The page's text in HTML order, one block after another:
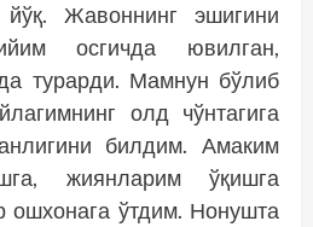
Жавоннинг эшигини
осгичда ювилган,
турарди. Мамнун бўлиб
олд чўнтагига
билдим. Амаким
жиянларим ўқишга
ошхонага ўтдим. Нонушта